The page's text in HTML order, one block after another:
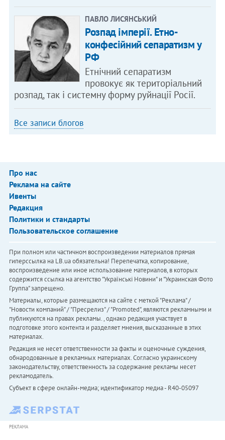
ПАВЛО ЛИСЯНСЬКИЙ
Розпад імперії. Етно-
конфесійний сепаратизм у
РФ
Етнічний сепаратизм
провокує як територіальний
розпад, так і системну форму руйнації Росії.
Все записи блогов
Про нас
Реклама на сайте
Ивенты
Редакция
Политики и стандарты
Пользовательское соглашение
При полном или частичном воспроизведении материалов прямая
гиперссылка на LB.ua обязательна! Перепечатка, копирование,
воспроизведение или иное использование материалов, в которых
содержится ссылка на агентство "Українськi Новини" и "Украинская Фото
Группа" запрещено.
Материалы, которые размещаются на сайте с меткой "Реклама" /
"Новости компаний" / "Пресрелиз" / "Promoted", являются рекламными и
публикуются на правах рекламы. , однако редакция участвует в
подготовке этого контента и разделяет мнения, высказанные в этих
материалах.
Редакция не несет ответственности за факты и оценочные суждения,
обнародованные в рекламных материалах. Согласно украинскому
законодательству, ответственность за содержание рекламы несет
рекламодатель.
Субъект в сфере онлайн-медиа; идентификатор медиа - R40-05097
РЕКЛАМА